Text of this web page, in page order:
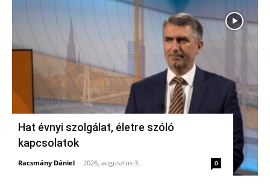
Hat évnyi szolgálat, életre szóló
kapcsolatok
Racsmány Dániel - 2026, augusztus 3. 0